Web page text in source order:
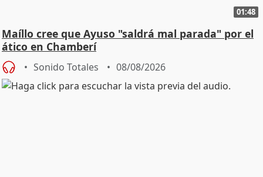
01:48
Maíllo cree que Ayuso "saldrá mal parada" por el
ático en Chamberí
Sonido Totales 08/08/2026